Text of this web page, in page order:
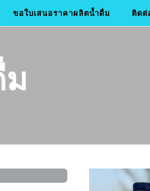
ขอใบเสนอราคาผลิตน้ำดื่ม ติดต่